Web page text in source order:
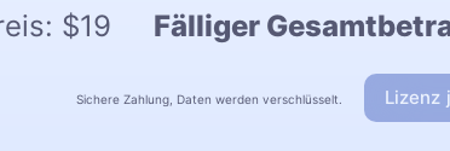
$19 Fälliger
Sichere Zahlung, Daten werden verschlüsselt. Lizenz